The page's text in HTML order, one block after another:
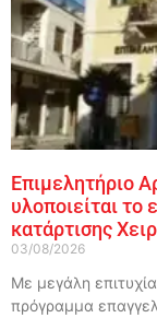
Επιμελητήριο
υλοποιείται το
κατάρτισης
03/08/2026
Με μεγάλη
πρόγραμμα